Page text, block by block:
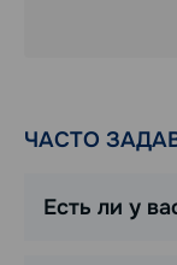
ЧАСТО
Есть ли у